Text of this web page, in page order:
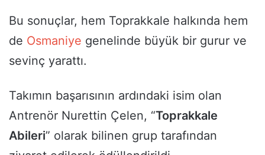
Bu sonuçlar, hem Toprakkale halkında hem
de Osmaniye genelinde büyük bir gurur ve
sevinç yarattı.
Takımın başarısının ardındaki isim olan
Antrenör Nurettin Çelen, “Toprakkale
Abileri” olarak bilinen grup tarafından